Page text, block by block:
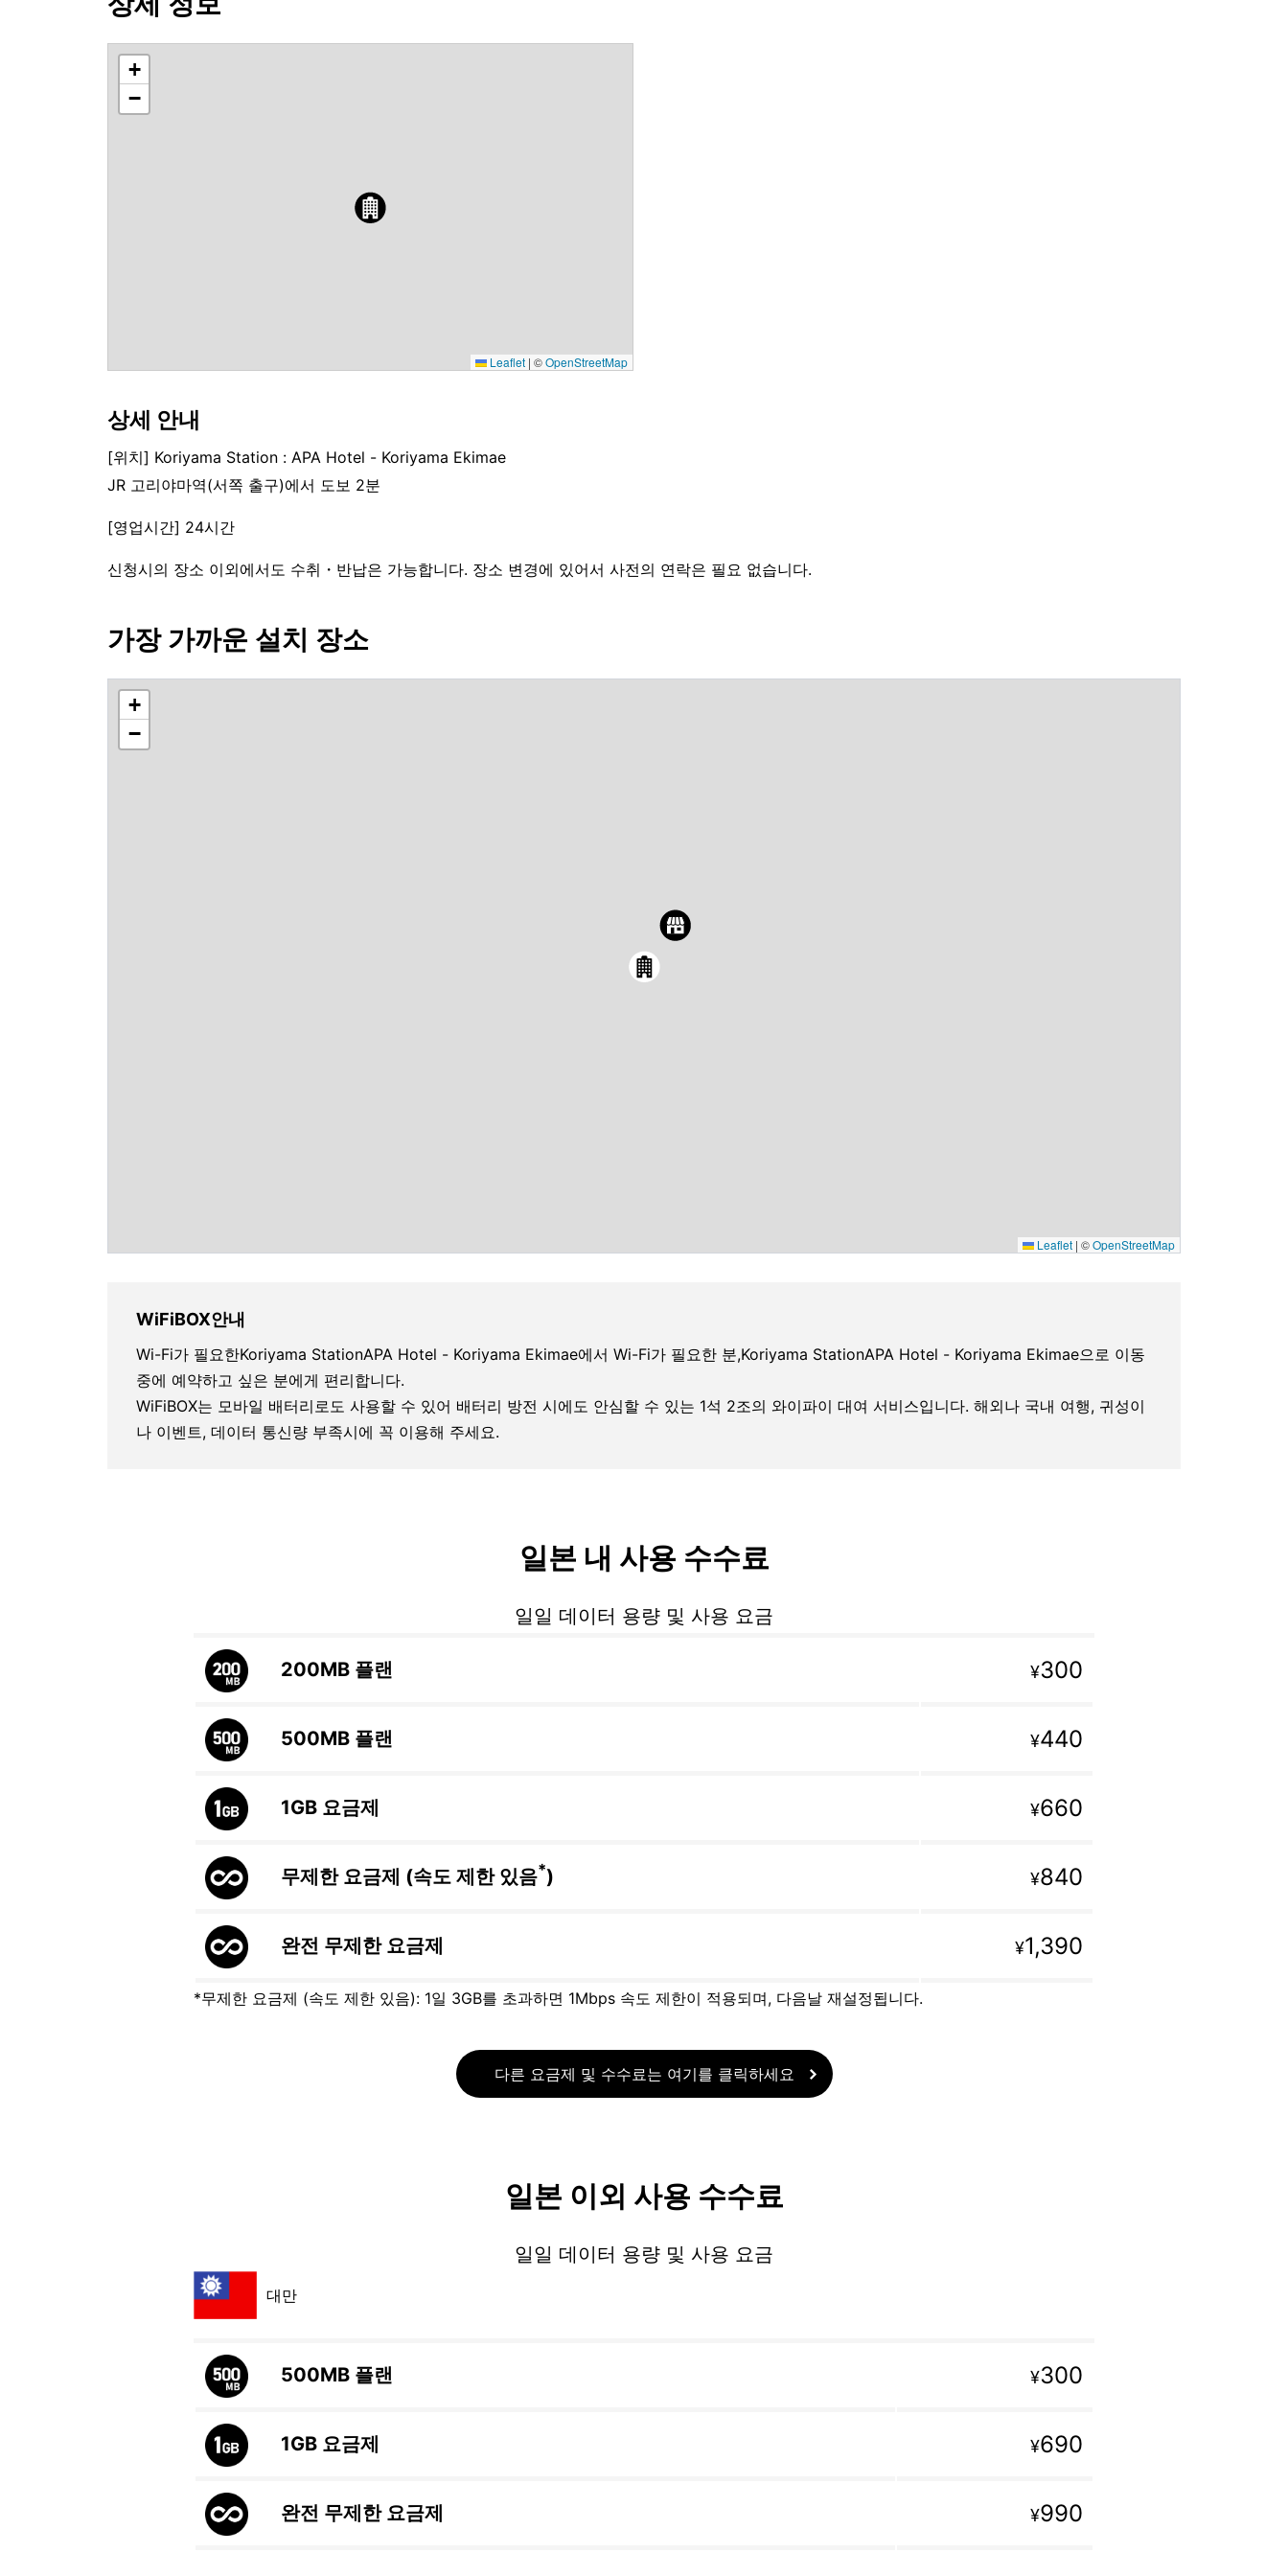
+
−
Leaflet | ©OpenStreetMap
상세 안내
[위치] Koriyama Station : APA Hotel - Koriyama Ekimae
JR 고리야마역(서쪽 출구)에서 도보 2분
[영업시간] 24시간
신청시의 장소 이외에서도 수취・반납은 가능합니다. 장소 변경에 있어서 사전의 연락은 필요 없습니다.
가장 가까운 설치 장소
+
−
Leaflet | ©OpenStreetMap
WiFiBOX안내
Wi-Fi가 필요한Koriyama StationAPA Hotel - Koriyama Ekimae에서 Wi-Fi가 필요한 분,Koriyama StationAPA Hotel - Koriyama Ekimae으로 이동
중에 예약하고 싶은 분에게 편리합니다.
WiFiBOX는 모바일 배터리로도 사용할 수 있어 배터리 방전 시에도 안심할 수 있는 1석 2조의 와이파이 대여 서비스입니다. 해외나 국내 여행, 귀성이
나 이벤트, 데이터 통신량 부족시에 꼭 이용해 주세요.
일본 내 사용 수수료
일일 데이터 용량 및 사용 요금
200MB 플랜 ¥300
500MB 플랜 ¥440
1GB 요금제 ¥660
무제한 요금제 (속도 제한 있음*) ¥840
완전 무제한 요금제 ¥1,390
*무제한 요금제 (속도 제한 있음): 1일 3GB를 초과하면 1Mbps 속도 제한이 적용되며, 다음날 재설정됩니다.
다른 요금제 및 수수료는 여기를 클릭하세요
일본 이외 사용 수수료
일일 데이터 용량 및 사용 요금
대만
500MB 플랜 ¥300
1GB 요금제 ¥690
완전 무제한 요금제 ¥990